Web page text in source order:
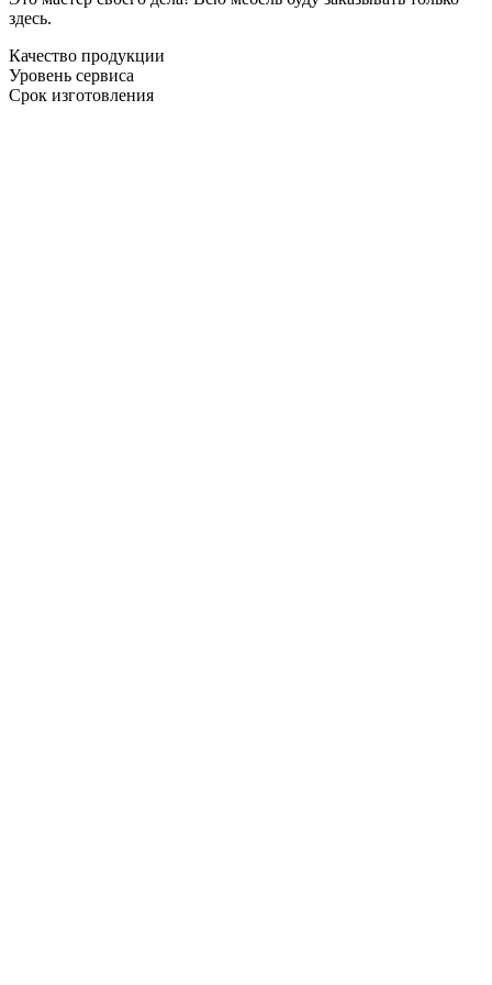
здесь.
Качество продукции
Уровень сервиса
Срок изготовления